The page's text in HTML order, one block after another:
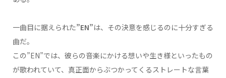
一曲目に据えられた”EN”は、その決意を感じるのに十分すぎる
曲だ。
この”EN”では、彼らの音楽にかける想いや生き様といったもの
が歌われていて、真正面からぶつかってくるストレートな言葉